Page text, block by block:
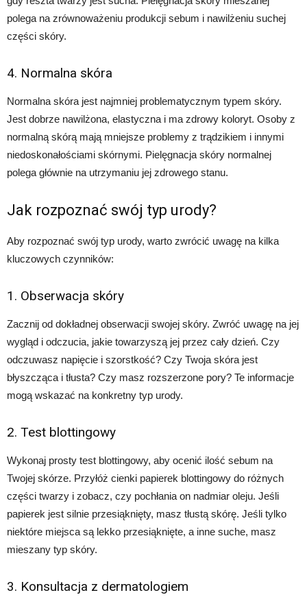
polega na zrównoważeniu produkcji sebum i nawilżeniu suchej
części skóry.
4. Normalna skóra
Normalna skóra jest najmniej problematycznym typem skóry.
Jest dobrze nawilżona, elastyczna i ma zdrowy koloryt. Osoby z
normalną skórą mają mniejsze problemy z trądzikiem i innymi
niedoskonałościami skórnymi. Pielęgnacja skóry normalnej
polega głównie na utrzymaniu jej zdrowego stanu.
Jak rozpoznać swój typ urody?
Aby rozpoznać swój typ urody, warto zwrócić uwagę na kilka
kluczowych czynników:
1. Obserwacja skóry
Zacznij od dokładnej obserwacji swojej skóry. Zwróć uwagę na jej
wygląd i odczucia, jakie towarzyszą jej przez cały dzień. Czy
odczuwasz napięcie i szorstkość? Czy Twoja skóra jest
błyszcząca i tłusta? Czy masz rozszerzone pory? Te informacje
mogą wskazać na konkretny typ urody.
2. Test blottingowy
Wykonaj prosty test blottingowy, aby ocenić ilość sebum na
Twojej skórze. Przyłóż cienki papierek blottingowy do różnych
części twarzy i zobacz, czy pochłania on nadmiar oleju. Jeśli
papierek jest silnie przesiąknięty, masz tłustą skórę. Jeśli tylko
niektóre miejsca są lekko przesiąknięte, a inne suche, masz
mieszany typ skóry.
3. Konsultacja z dermatologiem